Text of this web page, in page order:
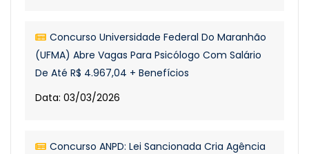
Concurso Universidade Federal Do Maranhão
(UFMA) Abre Vagas Para Psicólogo Com Salário
De Até R$ 4.967,04 + Benefícios
Data: 03/03/2026
Concurso ANPD: Lei Sancionada Cria Agência